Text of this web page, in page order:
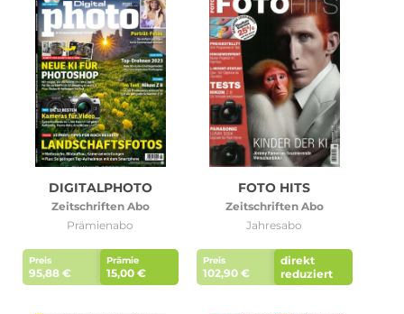
Sprachlern App Abo Streaming Abo
Süßigkeiten Abo Zeitschriften Abo
DIGITALPHOTO
Zeitschriften Abo
Prämienabo
Preis
95,88 €
Prämie
15,00 €
FOTO HITS
Zeitschriften Abo
Jahresabo
Preis
102,90 €
direkt
reduziert